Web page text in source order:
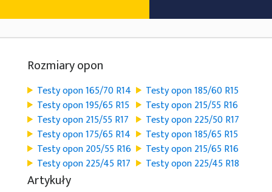
Rozmiary opon
Testy opon 165/70 R14
Testy opon 185/60 R15
Testy opon 195/65 R15
Testy opon 215/55 R16
Testy opon 215/55 R17
Testy opon 225/50 R17
Testy opon 175/65 R14
Testy opon 185/65 R15
Testy opon 205/55 R16
Testy opon 215/65 R16
Testy opon 225/45 R17
Testy opon 225/45 R18
Artykuły